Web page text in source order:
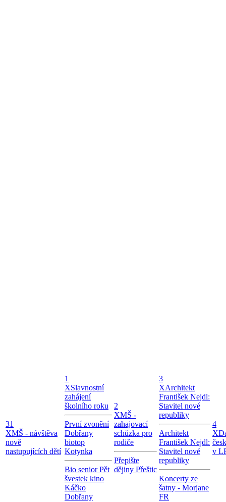
31
XMŠ - návštěva
nově
nastupujících dětí
1
XSlavnostní
zahájení
školního roku
První zvonění
Dobřany
biotop
Kotynka
Bio senior Pět
švestek kino
Káčko
Dobřany
2
XMŠ -
zahajovací
schůzka pro
rodiče
Přepište
dějiny Přeštic
3
XArchitekt
František Nejdl:
Stavitel nové
republiky
Architekt
František Nejdl:
Stavitel nové
republiky
Koncerty ze
šatny - Morjane
FR
4
X
v